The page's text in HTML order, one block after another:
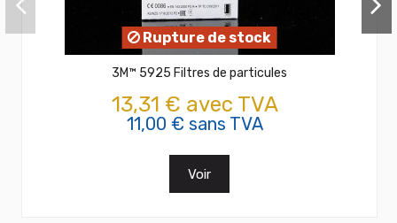
Rupture de stock
3M™ 5925 Filtres de particules
13,31 € avec TVA
11,00 € sans TVA
Voir